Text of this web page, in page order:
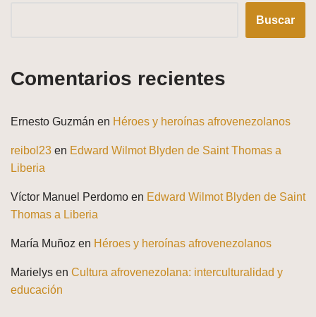
Buscar
Comentarios recientes
Ernesto Guzmán en Héroes y heroínas afrovenezolanos
reibol23 en Edward Wilmot Blyden de Saint Thomas a
Liberia
Víctor Manuel Perdomo en Edward Wilmot Blyden de Saint
Thomas a Liberia
María Muñoz en Héroes y heroínas afrovenezolanos
Marielys en Cultura afrovenezolana: interculturalidad y
educación